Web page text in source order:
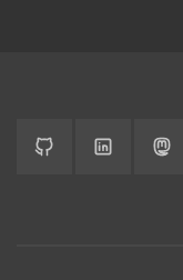
GitHub LinkedIn